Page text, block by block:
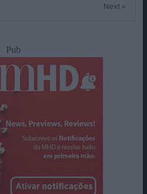
Next »
Pub